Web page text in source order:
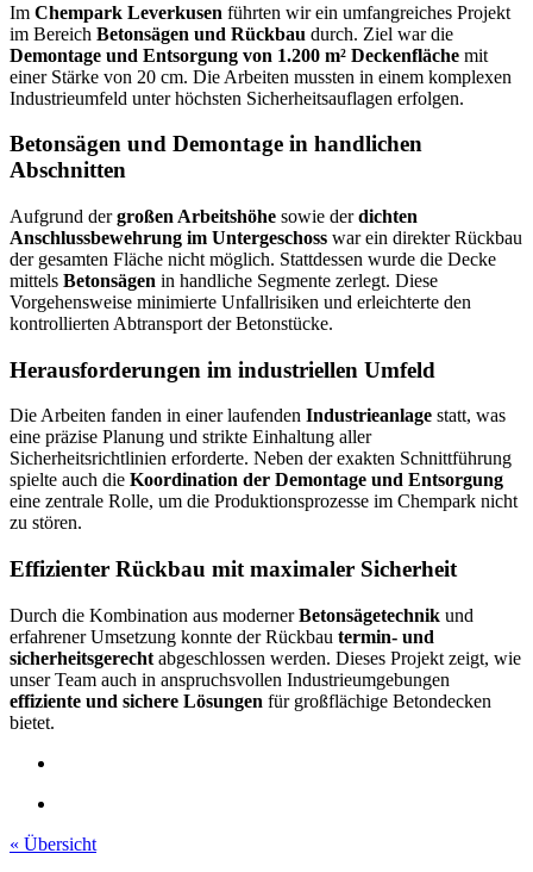
Im Chempark Leverkusen führten wir ein umfangreiches Projekt
im Bereich Betonsägen und Rückbau durch. Ziel war die
Demontage und Entsorgung von 1.200 m² Deckenfläche mit
einer Stärke von 20 cm. Die Arbeiten mussten in einem komplexen
Industrieumfeld unter höchsten Sicherheitsauflagen erfolgen.
Betonsägen und Demontage in handlichen
Abschnitten
Aufgrund dergroßen Arbeitshöhe sowie derdichten
Anschlussbewehrung im Untergeschoss war ein direkter Rückbau
der gesamten Fläche nicht möglich. Stattdessen wurde die Decke
mittels Betonsägen in handliche Segmente zerlegt. Diese
Vorgehensweise minimierte Unfallrisiken und erleichterte den
kontrollierten Abtransport der Betonstücke.
Herausforderungen im industriellen Umfeld
Die Arbeiten fanden in einer laufenden Industrieanlage statt, was
eine präzise Planung und strikte Einhaltung aller
Sicherheitsrichtlinien erforderte. Neben der exakten Schnittführung
spielte auch die Koordination der Demontage und Entsorgung
eine zentrale Rolle, um die Produktionsprozesse im Chempark nicht
zu stören.
Effizienter Rückbau mit maximaler Sicherheit
Durch die Kombination aus modernerBetonsägetechnik und
erfahrener Umsetzung konnte der Rückbau termin- und
sicherheitsgerecht abgeschlossen werden. Dieses Projekt zeigt, wie
unser Team auch in anspruchsvollen Industrieumgebungen
effiziente und sichere Lösungen für großflächige Betondecken
bietet.
« Übersicht